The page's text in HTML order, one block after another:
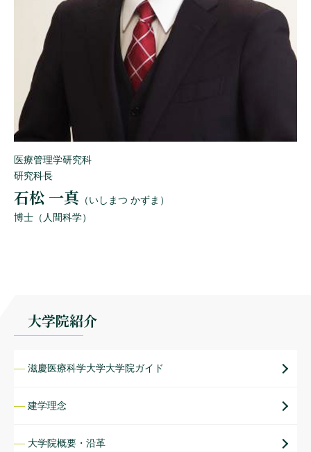
医療管理学研究科
研究科長
石松 一真 （いしまつ かずま）
博士（人間科学）
大学院紹介
滋慶医療科学大学大学院ガイド
建学理念
大学院概要・沿革